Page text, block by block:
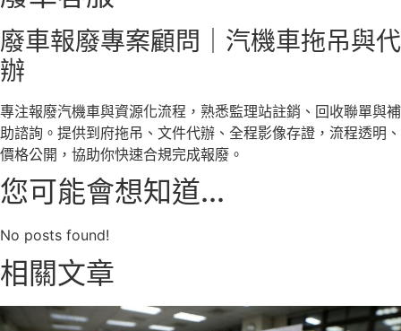
廢車報廢專案顧問｜汽機車拖吊與代
辦
專注報廢汽機車與資源化流程，熟悉監理站註銷、回收聯單與補
助諮詢。提供到府拖吊、文件代辦、全程影像存證，流程透明、
價格公開，協助你快速合規完成報廢。
您可能會想知道...
No posts found!
相關文章